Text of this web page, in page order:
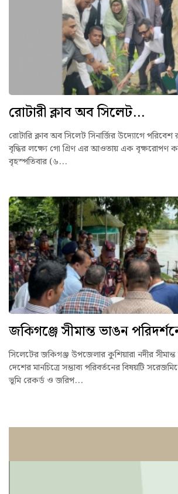
রোটারী ক্লাব অব সিলেট...
রোটারি ক্লাব অব সিলেট সিনার্জির উদ্যোগে
বৃদ্ধির লক্ষ্যে গো গ্রিণ এর আওতায় এক বৃক্ষরোপণ
বৃহস্পতিবার (৬...
জকিগঞ্জে সীমান্ত ভাঙন
সিলেটের জকিগঞ্জ উপজেলার কুশিয়ারা নদীর
দেশের মানচিত্রে সম্ভাব্য পরিবর্তনের বিষয়টি
ভূমি রেকর্ড ও জরিপ...